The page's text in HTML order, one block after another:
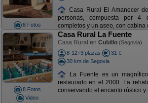
8 Fotos
Casa Rural El Amanecer
personas, compuesta por 4
completos y un aseo, con cabina
8 Fotos
Video
Casa Rural La Fuente
Casa Rural en Cubillo (Segovia)
8-12+3 plazas
31 €
30 km de Segovia
La Fuente es un
restaurado en el 2000. La
conservando el encanto rústico y